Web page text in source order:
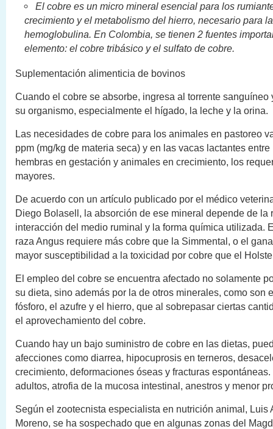
El cobre es un micro mineral esencial para los
crecimiento y el metabolismo del hierro, necesario para
hemoglobulina. En Colombia, se tienen 2 fuentes
elemento: el cobre tribásico y el sulfato de cobre.
Suplementación alimenticia de bovinos
Cuando el cobre se absorbe, ingresa al torrente sanguíneo
su organismo, especialmente el hígado, la leche y la orina.
Las necesidades de cobre para los animales en pastoreo
ppm (mg/kg de materia seca) y en las vacas lactantes
hembras en gestación y animales en crecimiento, los
mayores.
De acuerdo con un artículo publicado por el médico
Diego Bolasell, la absorción de ese mineral depende de la
interacción del medio ruminal y la forma química utilizada.
raza Angus requiere más cobre que la Simmental, o el
mayor susceptibilidad a la toxicidad por cobre que el
El empleo del cobre se encuentra afectado no solamente
su dieta, sino además por la de otros minerales, como son
fósforo, el azufre y el hierro, que al sobrepasar ciertas
el aprovechamiento del cobre.
Cuando hay un bajo suministro de cobre en las dietas,
afecciones como diarrea, hipocuprosis en terneros,
crecimiento, deformaciones óseas y fracturas
adultos, atrofia de la mucosa intestinal, anestros y menor
Según el zootecnista especialista en nutrición animal, Luis
Moreno, se ha sospechado que en algunas zonas del